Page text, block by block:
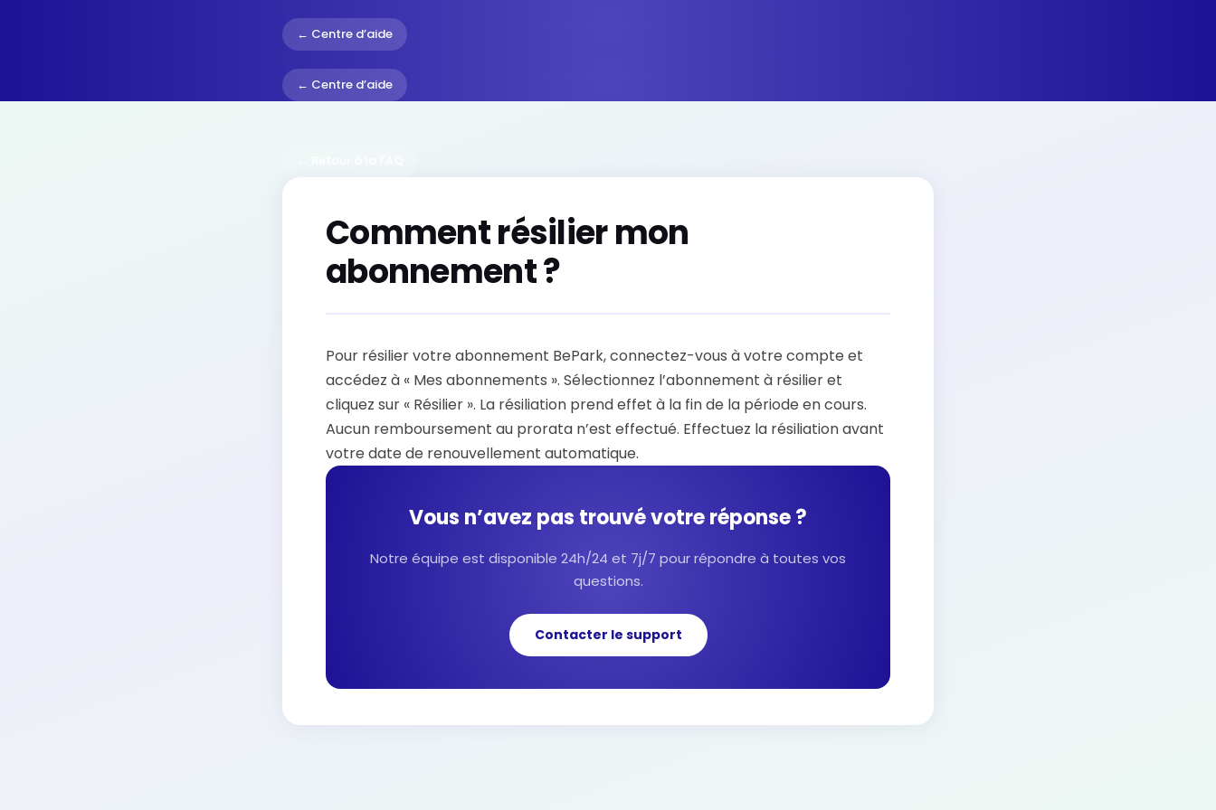
← Centre d’aide
← Centre d’aide
Comment résilier mon
abonnement ?
Pour résilier votre abonnement BePark, connectez-vous à votre compte et
accédez à « Mes abonnements ». Sélectionnez l’abonnement à résilier et
cliquez sur « Résilier ». La résiliation prend effet à la fin de la période en cours.
Aucun remboursement au prorata n’est effectué. Effectuez la résiliation avant
votre date de renouvellement automatique.
Vous n’avez pas trouvé votre réponse ?
Notre équipe est disponible 24h/24 et 7j/7 pour répondre à toutes vos
questions.
Contacter le support